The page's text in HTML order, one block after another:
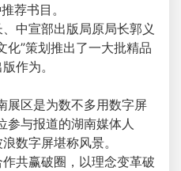
荐书目。
宣部出版局原局长郭义
化”策划推出了一大批精品
作为。
区是为数不多用数字屏
参与报道的湖南媒体人
数字屏堪称风景。
共赢破圈，以理念变革破